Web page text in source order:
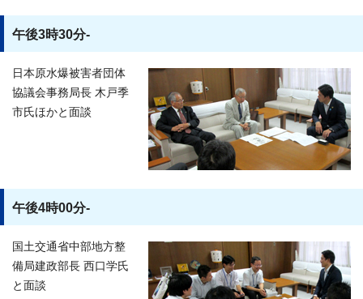
午後3時30分-
日本原水爆被害者団体
協議会事務局長 木戸季
市氏ほかと面談
午後4時00分-
国土交通省中部地方整
備局建政部長 西口学氏
と面談